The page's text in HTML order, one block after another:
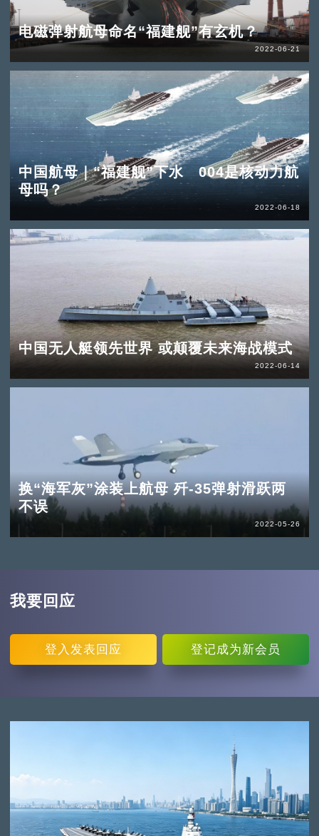
电磁弹射航母命名“福建舰”有玄机？
2022-06-21
中国航母｜“福建舰”下水 004是核动力航
母吗？
2022-06-18
中国无人艇领先世界 或颠覆未来海战模式
2022-06-14
换“海军灰”涂装上航母 歼-35弹射滑跃两
不误
2022-05-26
我要回应
登入 发表回应 登记成为新会员